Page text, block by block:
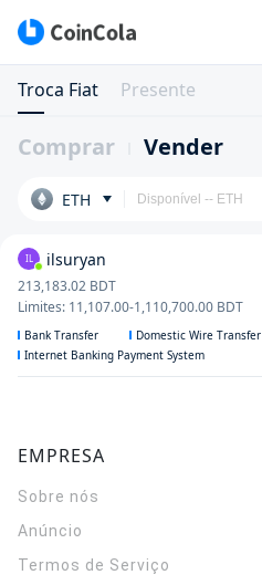
Troca Fiat Presente
Comprar Vender
ETH
IL ilsuryan
213,183.02 BDT
Limites: 11,107.00-1,110,700.00 BDT
Bank Transfer
Domestic Wire Transfer
Internet Banking Payment System
EMPRESA
Sobre nós
Anúncio
Termos de Serviço